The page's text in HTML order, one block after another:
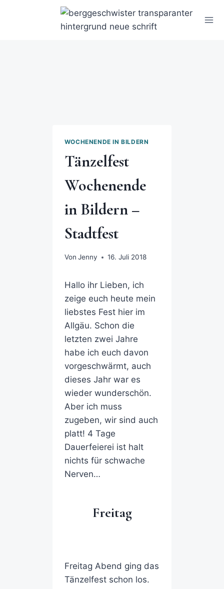
WOCHENENDE IN BILDERN
Tänzelfest
Wochenende
in Bildern –
Stadtfest
Von Jenny 16. Juli 2018
Hallo ihr Lieben, ich
zeige euch heute mein
liebstes Fest hier im
Allgäu. Schon die
letzten zwei Jahre
habe ich euch davon
vorgeschwärmt, auch
dieses Jahr war es
wieder wunderschön.
Aber ich muss
zugeben, wir sind auch
platt! 4 Tage
Dauerfeierei ist halt
nichts für schwache
Nerven…
Freitag
Freitag Abend ging das
Tänzelfest schon los.